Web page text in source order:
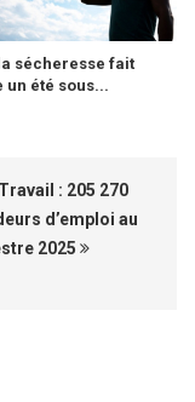
sécheresse fait
un été sous...
: 205 270
d’emploi au
2025